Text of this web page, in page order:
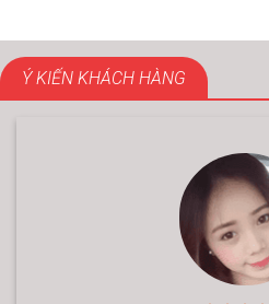
Ý KIẾN KHÁCH HÀNG